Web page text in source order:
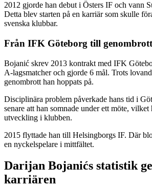
2012 gjorde han debut i Östers IF och vann
Detta blev starten på en karriär som skulle
svenska klubbar.
Från IFK Göteborg till
Bojanić skrev 2013 kontrakt med IFK
A-lagsmatcher och gjorde 6 mål. Trots
genombrott han hoppats på.
Disciplinära problem påverkade hans tid i
senare att han somnade under ett möte, vilket
utveckling i klubben.
2015 flyttade han till Helsingborgs IF. Där
en nyckelspelare i mittfältet.
Darijan Bojanićs statistik
karriären